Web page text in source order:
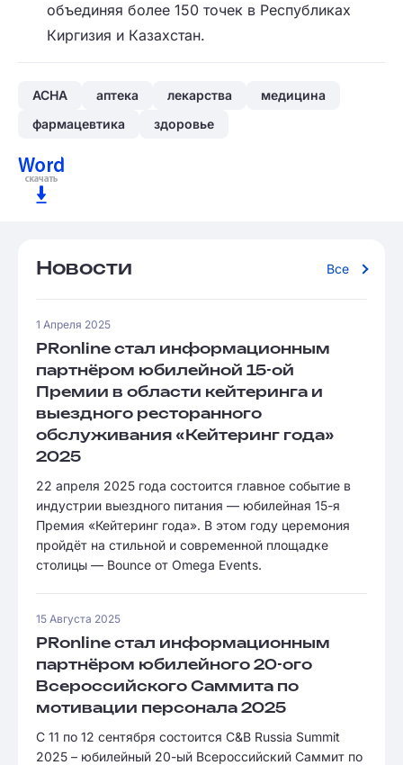
объединяя более 150 точек в Республиках
Киргизия и Казахстан.
АСНА аптека лекарства
медицина
фармацевтика
здоровье
Новости Все
1 Апреля 2025
PRonline стал информационным
партнёром юбилейной 15-ой
Премии в области кейтеринга и
выездного ресторанного
обслуживания «Кейтеринг года»
2025
22 апреля 2025 года состоится главное событие в
индустрии выездного питания — юбилейная 15-я
Премия «Кейтеринг года». В этом году церемония
пройдёт на стильной и современной площадке
столицы — Bounce от Omega Events.
15 Августа 2025
PRonline стал информационным
партнёром юбилейного 20-ого
Всероссийского Саммита по
мотивации персонала 2025
С 11 по 12 сентября состоится C&B Russia Summit
2025 – юбилейный 20-ый Всероссийский Саммит по